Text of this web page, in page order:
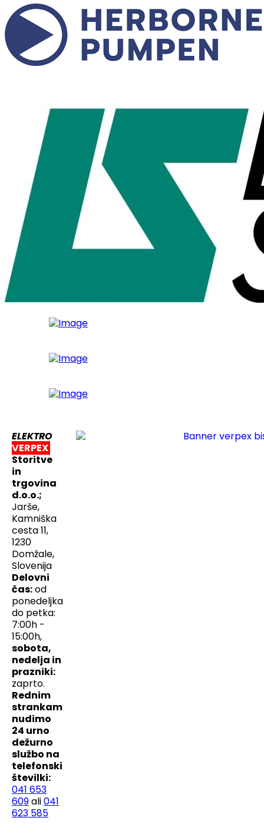
ELEKTRO
VERPEX
Storitve
in
trgovina
d.o.o.;
Jarše,
Kamniška
cesta 11,
1230
Domžale,
Slovenija
Delovni
čas:od
ponedeljka
do petka:
7:00h -
15:00h,
sobota,
nedelja in
prazniki:
zaprto.
Rednim
strankam
nudimo
24 urno
dežurno
službo na
telefonski
številki:
041 653
609ali041
623 585